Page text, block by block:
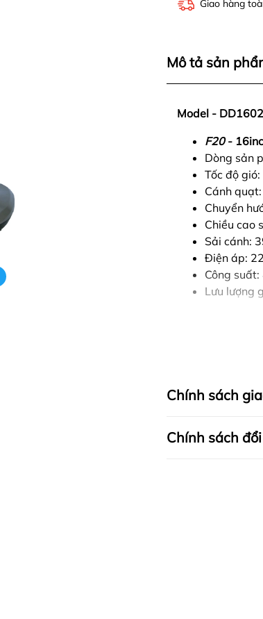
Giao hàng
Mô tả sản
Model - DD1602
F20-
Dòng sản
Tốc độ
Cánh
Chuyển
Chiều cao
Sải cánh:
Điện áp:
Công
Lưu lượng
Chính sách
Chính sách